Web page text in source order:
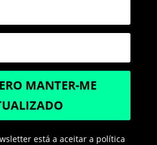
MANTER-ME
está a aceitar a política